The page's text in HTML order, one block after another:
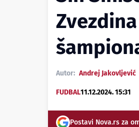
Autor: Andrej Jakovljević
FUDBAL11.12.2024. 15:31
Postavi Nova.rs za